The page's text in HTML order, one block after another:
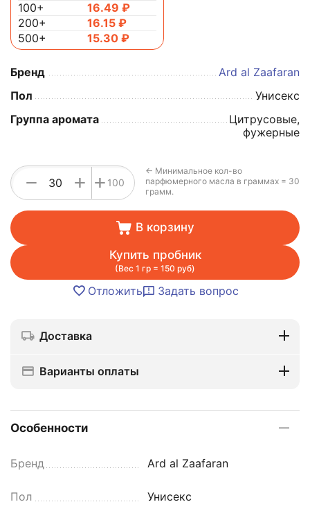
100+
200+
500+
16.49 ₽
16.15 ₽
15.30 ₽
Бренд
Ard al Zaafaran
Пол
Унисекс
Группа аромата
Цитрусовые,
фужерные
+ 100
+
−
← Минимальное кол-во
парфюмерного масла в граммах = 30
грамм.
В корзину
Купить пробник
(Вес 1 гр = 150 руб)
Отложить Задать вопрос
Доставка
Варианты оплаты
Особенности
Бренд Ard al Zaafaran
Пол Унисекс